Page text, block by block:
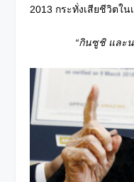
2013 กระทั่งเสียชีวิตใน
“กินซูชิ และ